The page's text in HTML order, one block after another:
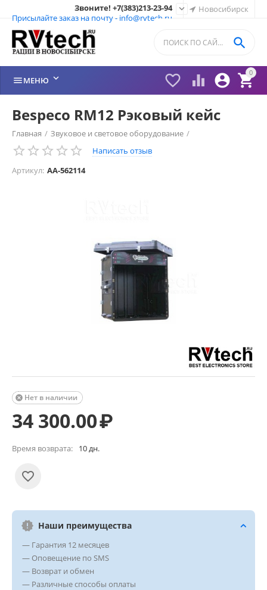
Новосибирск
Звоните! +7(383)213-23-94
Присылайте заказ на почту - info@rvtech.ru

0


 

МЕНЮ 
Bespeco RM12 Рэковый кейс
Главная / Звуковое и световое оборудование /
Шкафы, кейсы рэковые /
Написать отзыв
Артикул: AA-562114
Нет в наличии

34 300.00₽
Время возврата: 10 дн.
Наши преимущества
— Гарантия 12 месяцев
— Оповещение по SMS
— Возврат и обмен
— Различные способы оплаты